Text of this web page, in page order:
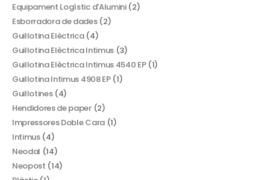
Equipament Logístic d'Alumini(2)
Esborradora de dades(2)
Guillotina Elèctrica(4)
Guillotina Elèctrica Intimus(3)
Guillotina Elèctrica Intimus 4540 EP(1)
Guillotina Intimus 4908 EP(1)
Guillotines(4)
Hendidores de paper(2)
Impressores Doble Cara(1)
Intimus(4)
Neodal (14)
Neopost (14)